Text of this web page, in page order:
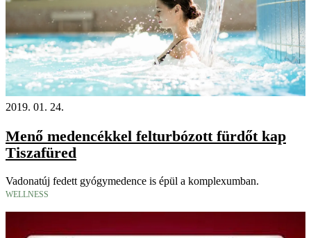
2019. 01. 24.
Menő medencékkel felturbózott fürdőt kap
Tiszafüred
Vadonatúj fedett gyógymedence is épül a komplexumban.
WELLNESS